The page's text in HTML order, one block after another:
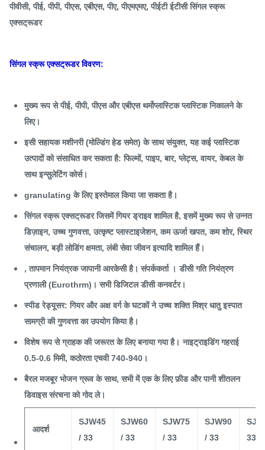
पीवीसी, पीई, पीपी, पीएस, एबीएस, पीए, पीएमएमए, पीईटी ईटीसी सिंगल स्क्रू
एक्सट्रूडर
सिंगल स्क्रू एक्सट्रूडर विवरण:
मुख्य रूप से पीई, पीपी, पीएस और एबीएस थर्मोप्लास्टिक प्लास्टिक निकालने के
लिए।
इसी सहायक मशीनरी (मोल्डिंग हेड समेत) के साथ संयुक्त, यह कई प्लास्टिक
उत्पादों को संसाधित कर सकता है: फिल्मों, पाइप, बार, प्लेट्स, वायर, केबल के
साथ इन्सुलेटिंग कोर्स।
granulating के लिए इस्तेमाल किया जा सकता है।
सिंगल स्क्रू एक्सट्रूडर जिसमें गियर ड्राइव शामिल है, इसमें मुख्य रूप से उन्नत
डिज़ाइन, उच्च गुणवत्ता, उत्कृष्ट प्लास्टाइजेशन, कम ऊर्जा खपत, कम शोर, स्थिर
संचालन, बड़ी लोडिंग क्षमता, लंबी सेवा जीवन इत्यादि शामिल हैं।
, तापमान नियंत्रक जापानी आरकेसी है। संपर्ककर्ता । डीसी गति नियंत्रण
प्रणाली (Eurothrm)। सभी डिजिटल डीसी कनवर्टर।
स्पीड रेड्यूसर: गियर और अक्ष वर्ग के घटकों ने उच्च शक्ति मिश्र धातु इस्पात
सामग्री की गुणवत्ता का उपयोग किया है।
विशेष रूप से ग्राहक की जरूरत के लिए बनाया गया है। नाइट्राइडिंग गहराई
0.5-0.6 मिमी, कठोरता एचवी 740-940।
बैरल मजबूर भोजन ग्रूव के साथ, सभी में एक के लिए फ़ीड और पानी शीतलन
डिवाइस संरचना को गोद ले।
आदर्श
SJW45
/ 33
SJW60
/ 33
SJW75
/ 33
SJW90
/ 33
33